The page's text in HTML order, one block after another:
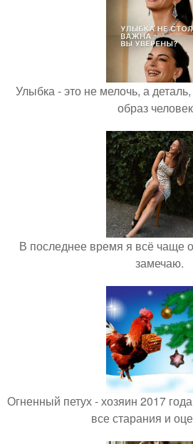
Улыбка - это не мелочь, а
образ
В последнее время я всё чаще
замечаю.
Огненный петух - хозяин 2017
все старания и